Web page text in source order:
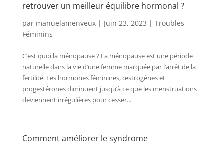
retrouver un meilleur équilibre hormonal ?
par manuelamenveux| Juin 23, 2023 | Troubles
Féminins
C’est quoi la ménopause ? La ménopause est une période
naturelle dans la vie d’une femme marquée par l’arrêt de la
fertilité. Les hormones féminines, œstrogènes et
progestérones diminuent jusqu’à ce que les menstruations
deviennent irrégulières pour cesser...
Comment améliorer le syndrome